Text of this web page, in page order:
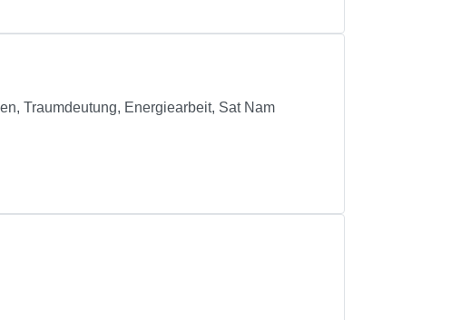
Traumdeutung, Energiearbeit, Sat Nam